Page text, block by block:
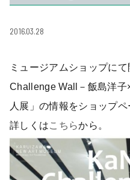
2016.03.28
ミュージアムショップに
Challenge Wall－飯島洋
人展」の情報をショップ
詳しくはこちらから。